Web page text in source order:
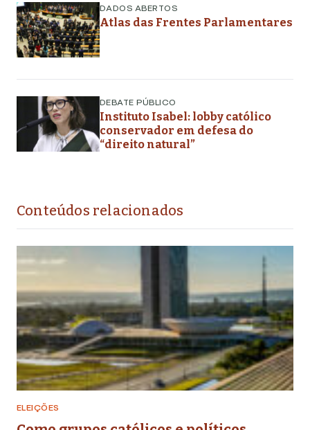
DADOS ABERTOS
Atlas das Frentes Parlamentares
DEBATE PÚBLICO
Instituto Isabel: lobby católico
conservador em defesa do
“direito natural”
Conteúdos relacionados
ELEIÇÕES